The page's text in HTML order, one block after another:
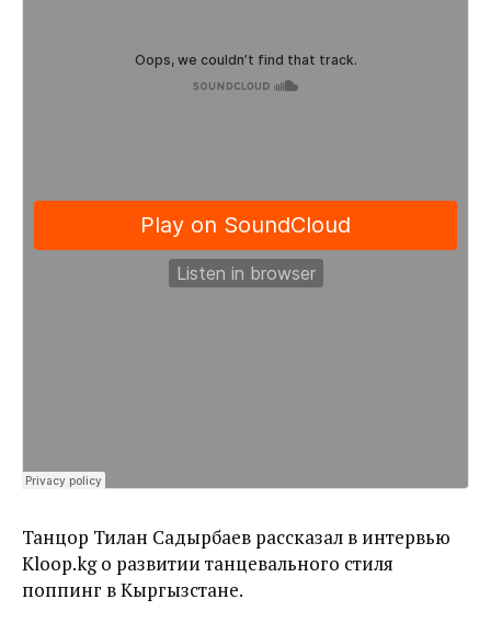
Танцор Тилан Садырбаев рассказал в интервью
Kloop.kg о развитии танцевального стиля
поппинг в Кыргызстане.